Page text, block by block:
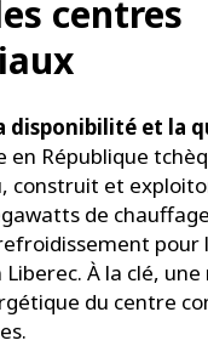
centres
disponibilité et la
en République
construit et
de
pour
À la clé,
du centre